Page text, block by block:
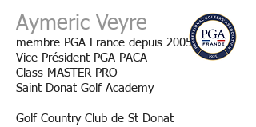
Aymeric Veyre
membre PGA France depuis 2005
Vice-Président PGA-PACA
Class MASTER PRO
Saint Donat Golf Academy
Golf Country Club de St Donat